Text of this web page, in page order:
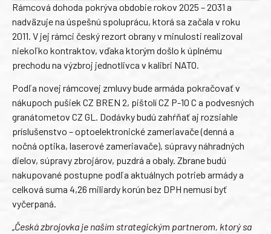
Rámcová dohoda pokrýva obdobie rokov 2025 – 2031 a
nadväzuje na úspešnú spoluprácu, ktorá sa začala v roku
2011. V jej rámci český rezort obrany v minulosti realizoval
niekoľko kontraktov, vďaka ktorým došlo k úplnému
prechodu na výzbroj jednotlivca v kalibri NATO.
Podľa novej rámcovej zmluvy bude armáda pokračovať v
nákupoch pušiek CZ BREN 2, pištolí CZ P-10 C a podvesných
granátometov CZ GL. Dodávky budú zahŕňať aj rozsiahle
príslušenstvo – optoelektronické zameriavače (denná a
nočná optika, laserové zameriavače), súpravy náhradných
dielov, súpravy zbrojárov, puzdrá a obaly. Zbrane budú
nakupované postupne podľa aktuálnych potrieb armády a
celková suma 4,26 miliardy korún bez DPH nemusí byť
vyčerpaná.
„Česká zbrojovka je naším strategickým partnerom, ktorý sa